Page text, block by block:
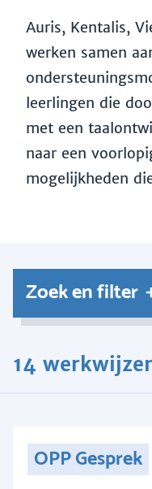
Auris, Kentalis,
werken samen
leerlingen die
met een
naar een
mogelijkheden
Zoek en filter
14
OPP Gesprek